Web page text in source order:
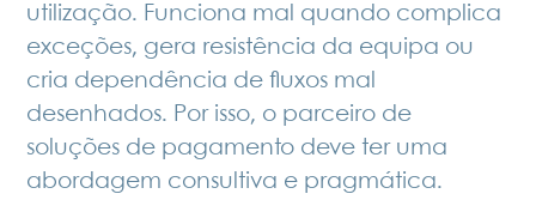
utilização. Funciona mal quando complica
exceções, gera resistência da equipa ou
cria dependência de fluxos mal
desenhados. Por isso, o parceiro de
soluções de pagamento deve ter uma
abordagem consultiva e pragmática.